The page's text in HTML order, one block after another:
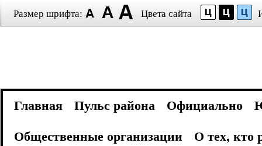
Размер шрифта: Цвета сайта
Главная Пульс района Официально
Общественные организации
О тех, кто